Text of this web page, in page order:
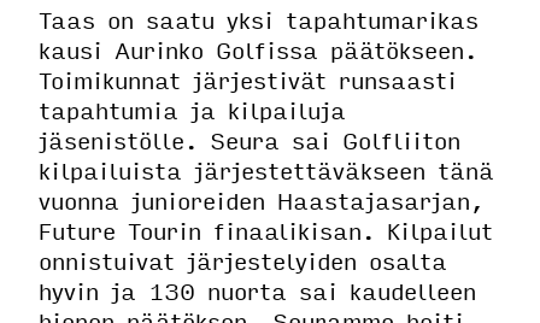
Taas on saatu yksi tapahtumarikas
kausi Aurinko Golfissa päätökseen.
Toimikunnat järjestivät runsaasti
tapahtumia ja kilpailuja
jäsenistölle. Seura sai Golfliiton
kilpailuista järjestettäväkseen tänä
vuonna junioreiden Haastajasarjan,
Future Tourin finaalikisan. Kilpailut
onnistuivat järjestelyiden osalta
hyvin ja 130 nuorta sai kaudelleen